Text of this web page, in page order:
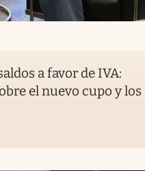
a favor de IVA:
el nuevo cupo y los